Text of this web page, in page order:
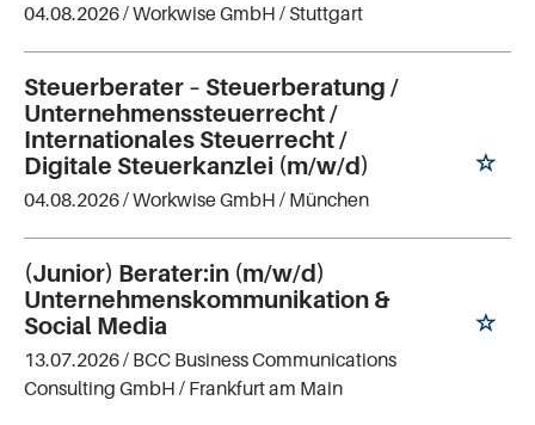
04.08.2026 /Workwise GmbH / Stuttgart
Steuerberater – Steuerberatung /
Unternehmenssteuerrecht /
Internationales Steuerrecht /
Digitale Steuerkanzlei (m/w/d)
04.08.2026 /Workwise GmbH / München
(Junior) Berater:in (m/w/d)
Unternehmenskommunikation &
Social Media
13.07.2026 / BCC Business Communications
Consulting GmbH / Frankfurt am Main